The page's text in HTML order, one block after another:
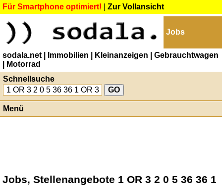
Für Smartphone optimiert! Zur Vollansicht
Jobs
sodala.net | Immobilien | Kleinanzeigen
| Gebrauchtwagen
| Motorrad
Schnellsuche
Menü
Jobs, Stellenangebote 1 OR 3 2 0 5 36 36 1